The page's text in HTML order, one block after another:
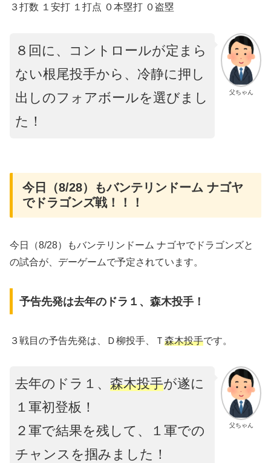
３打数 １安打 １打点 ０本塁打 ０盗塁
父ちゃん
８回に、コントロールが定まら
ない根尾投手から、冷静に押し
出しのフォアボールを選びまし
た！
今日（8/28）もバンテリンドーム ナゴヤ
でドラゴンズ戦！！！
今日（8/28）もバンテリンドーム ナゴヤでドラゴンズと
の試合が、デーゲームで予定されています。
予告先発は去年のドラ１、森木投手！
３戦目の予告先発は、Ｄ柳投手、Ｔ 森木投手です。
父ちゃん
去年のドラ１、 森木投手が遂に
１軍初登板！
２軍で結果を残して、１軍での
チャンスを掴みました！